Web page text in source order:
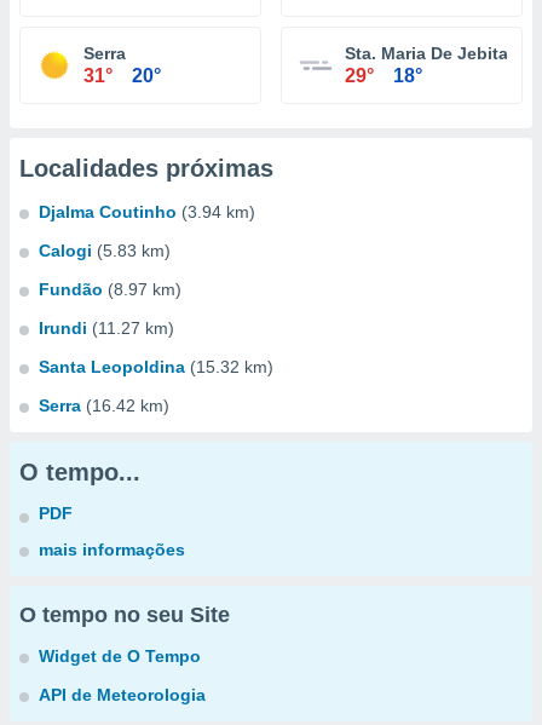
Serra
31° 20°
Sta. Maria De Jebita
29° 18°
Localidades próximas
Djalma Coutinho (3.94 km)
Calogi (5.83 km)
Fundão (8.97 km)
Irundi (11.27 km)
Santa Leopoldina (15.32 km)
Serra (16.42 km)
O tempo...
PDF
mais informações
O tempo no seu Site
Widget de O Tempo
API de Meteorologia